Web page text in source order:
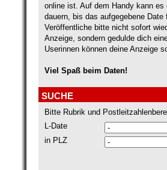
online ist. Auf dem Handy kann es
dauern, bis das aufgegebene Date
Veröffentliche bitte nicht sofort
Anzeige, sondern gedulde dich
Userinnen können deine Anzeige
Viel Spaß beim Daten!
SUCHE
Bitte Rubrik und
L-Date
in PLZ